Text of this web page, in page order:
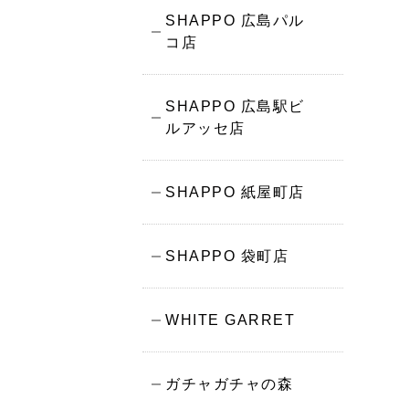
SHAPPO 広島パル
コ店
SHAPPO 広島駅ビ
ルアッセ店
SHAPPO 紙屋町店
SHAPPO 袋町店
WHITE GARRET
ガチャガチャの森